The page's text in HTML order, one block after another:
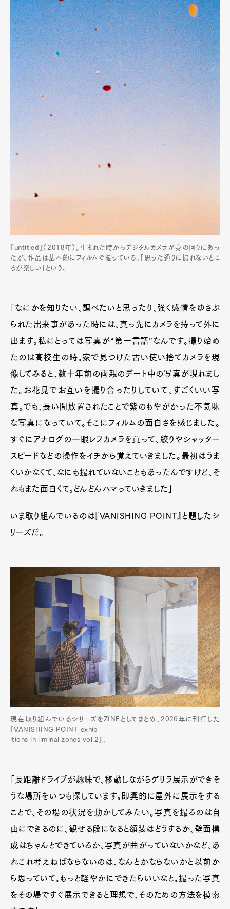
『untitled』（2018年）。生まれた時からデジタルカメラが身の回りにあっ
たが、作品は基本的にフィルムで撮っている。「思った通りに撮れないとこ
ろが楽しい」という。
「なにかを知りたい、調べたいと思ったり、強く感情をゆさぶ
られた出来事があった時には、真っ先にカメラを持って外に
出ます。私にとっては写真が“第一言語”なんです。撮り始め
たのは高校生の時。家で見つけた古い使い捨てカメラを現
像してみると、数十年前の両親のデート中の写真が現れまし
た。お花見でお互いを撮り合ったりしていて、すごくいい写
真。でも、長い間放置されたことで紫のもやがかった不気味
な写真になっていて。そこにフィルムの面白さを感じました。
すぐにアナログの一眼レフカメラを買って、絞りやシャッター
スピードなどの操作をイチから覚えていきました。最初はうま
くいかなくて、なにも撮れていないこともあったんですけど、そ
れもまた面白くて。どんどんハマっていきました」
いま取り組んでいるのは『VANISHING POINT』と題したシ
リーズだ。
現在取り組んでいるシリーズをZINEとしてまとめ、2026年に刊行した
『VANISHING POINT exhib
itions in liminal zones vol.2』。
「長距離ドライブが趣味で、移動しながらゲリラ展示ができそ
うな場所をいつも探しています。即興的に屋外に展示をする
ことで、その場の状況を動かしてみたい。写真を撮るのは自
由にできるのに、観せる段になると額装はどうするか、壁面構
成はちゃんとできているか、写真が曲がっていないかなど、あ
れこれ考えねばならないのは、なんとかならないかと以前か
ら思っていて。もっと軽やかにできたらいいなと。撮った写真
をその場ですぐ展示できると理想で、そのための方法を模索